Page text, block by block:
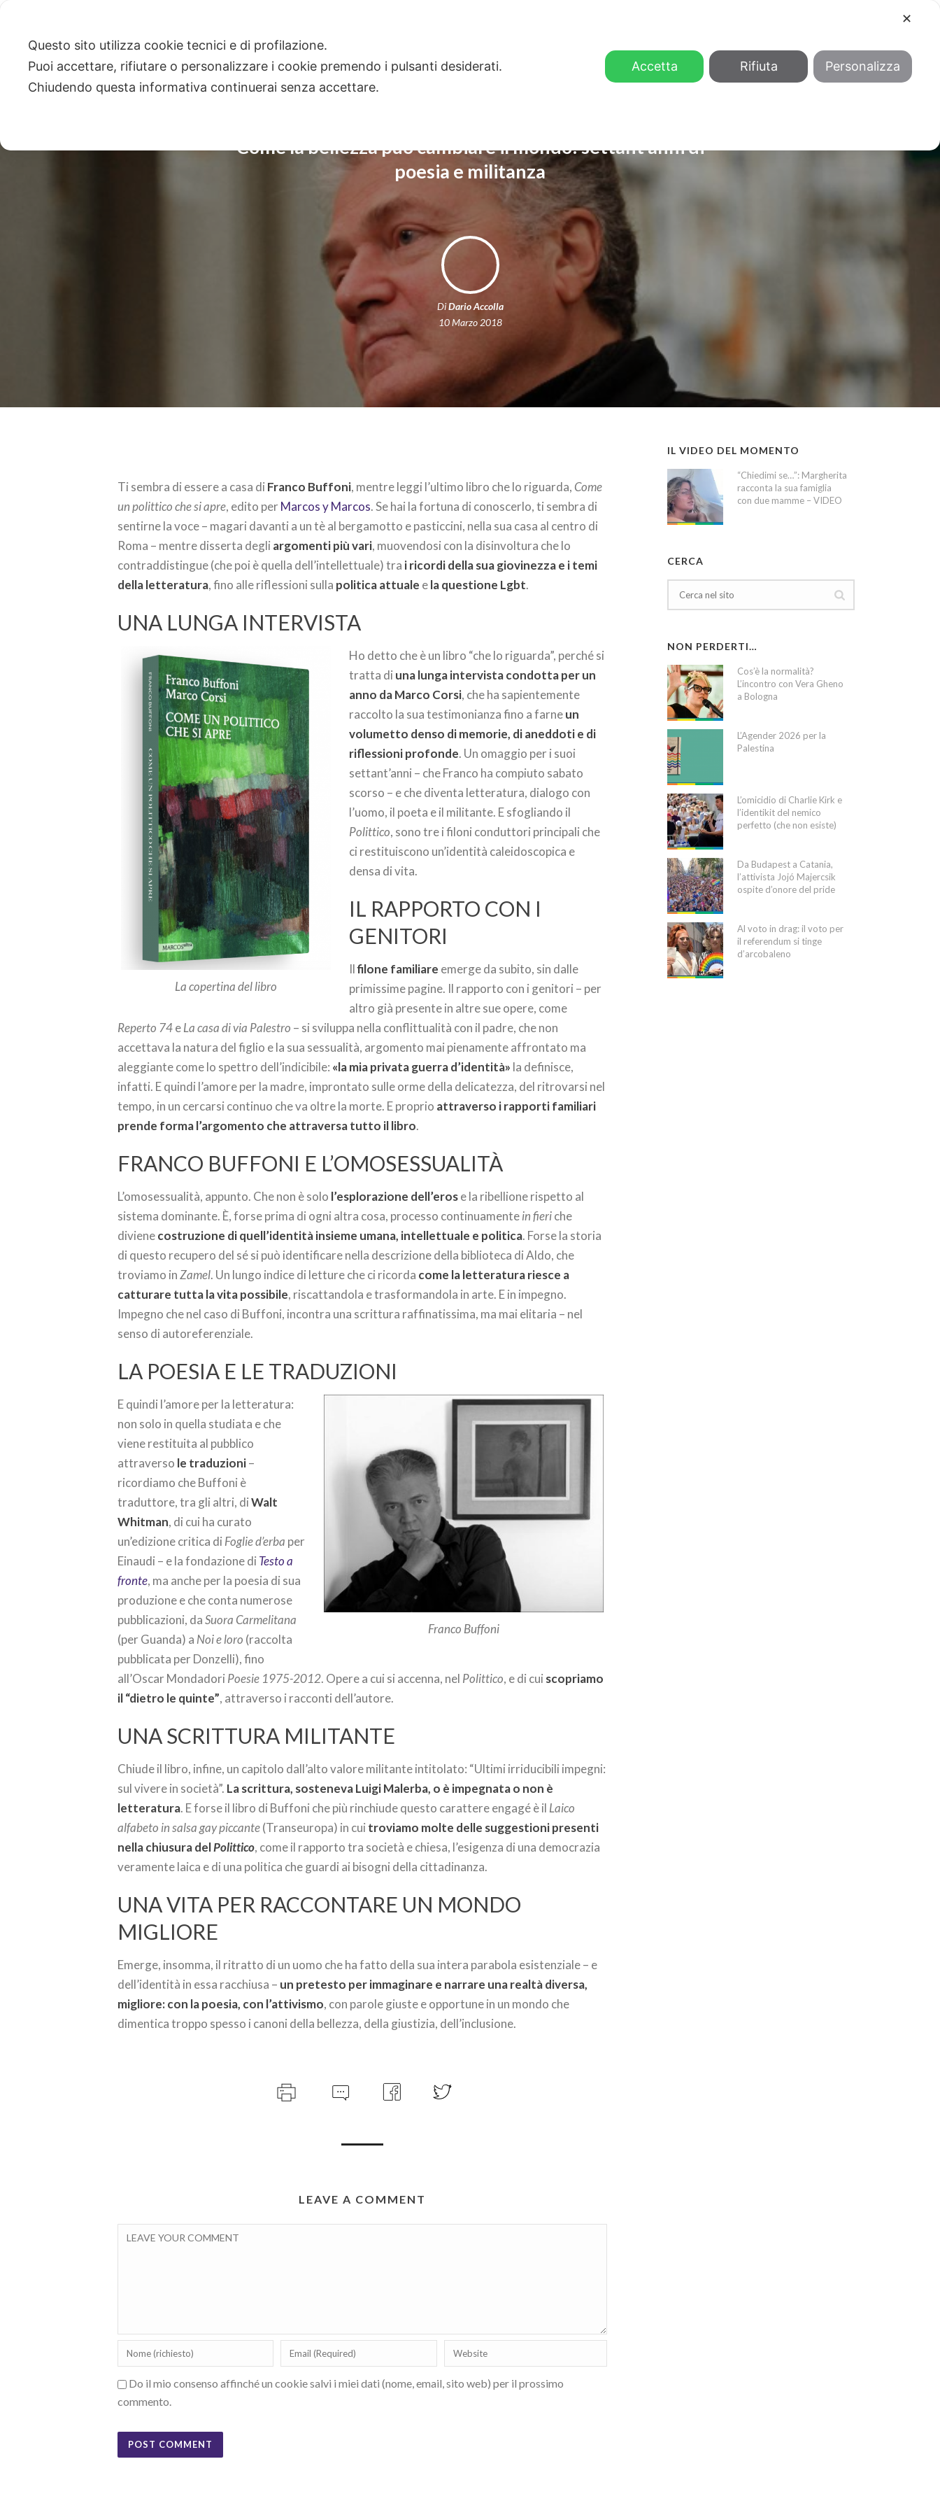
Come la bellezza può cambiare il mondo: settant’anni di
poesia e militanza
DiDario Accolla
10 Marzo 2018
Ti sembra di essere a casa di Franco Buffoni, mentre leggi l’ultimo libro che lo riguarda, Come
un polittico che si apre, edito perMarcos y Marcos. Se hai la fortuna di conoscerlo, ti sembra di
sentirne la voce – magari davanti a un tè al bergamotto e pasticcini, nella sua casa al centro di
Roma – mentre disserta degli argomenti più vari, muovendosi con la disinvoltura che lo
contraddistingue (che poi è quella dell’intellettuale) tra i ricordi della sua giovinezza e i temi
della letteratura, fino alle riflessioni sulla politica attuale ela questione Lgbt.
UNA LUNGA INTERVISTA
La copertina del libro
Ho detto che è un libro “che lo riguarda”, perché si
tratta di una lunga intervista condotta per un
anno da Marco Corsi, che ha sapientemente
raccolto la sua testimonianza fino a farneun
volumetto denso di memorie, di aneddoti e di
riflessioni profonde. Un omaggio per i suoi
settant’anni – che Franco ha compiuto sabato
scorso – e che diventa letteratura, dialogo con
l’uomo, il poeta e il militante. E sfogliando il
Polittico, sono tre i filoni conduttori principali che
ci restituiscono un’identità caleidoscopica e
densa di vita.
IL RAPPORTO CON I
GENITORI
Ilfilone familiare emerge da subito, sin dalle
primissime pagine. Il rapporto con i genitori – per
altro già presente in altre sue opere, come
Reperto 74eLa casa di via Palestro – si sviluppa nella conflittualità con il padre, che non
accettava la natura del figlio e la sua sessualità, argomento mai pienamente affrontato ma
aleggiante come lo spettro dell’indicibile: «la mia privata guerra d’identità» la definisce,
infatti. E quindi l’amore per la madre, improntato sulle orme della delicatezza, del ritrovarsi nel
tempo, in un cercarsi continuo che va oltre la morte. E proprio attraverso i rapporti familiari
prende forma l’argomento che attraversa tutto il libro.
FRANCO BUFFONI E L’OMOSESSUALITÀ
L’omosessualità, appunto. Che non è solo l’esplorazione dell’erose la ribellione rispetto al
sistema dominante. È, forse prima di ogni altra cosa, processo continuamentein fieriche
divienecostruzione di quell’identità insieme umana, intellettuale e politica. Forse la storia
di questo recupero del sé si può identificare nella descrizione della biblioteca di Aldo, che
troviamo inZamel. Un lungo indice di letture che ci ricorda come la letteratura riesce a
catturare tutta la vita possibile, riscattandola e trasformandola in arte. E in impegno.
Impegno che nel caso di Buffoni, incontra una scrittura raffinatissima, ma mai elitaria – nel
senso di autoreferenziale.
LA POESIA E LE TRADUZIONI
Franco Buffoni
E quindi l’amore per la letteratura:
non solo in quella studiata e che
viene restituita al pubblico
attraverso le traduzioni–
ricordiamo che Buffoni è
traduttore, tra gli altri, diWalt
Whitman, di cui ha curato
un’edizione critica di Foglie d’erba per
Einaudi – e la fondazione di Testo a
fronte, ma anche per la poesia di sua
produzione e che conta numerose
pubblicazioni, daSuora Carmelitana
(per Guanda) a Noi e loro (raccolta
pubblicata per Donzelli), fino
all’Oscar Mondadori Poesie 1975-2012. Opere a cui si accenna, nel Polittico, e di cui scopriamo
il “dietro le quinte”, attraverso i racconti dell’autore.
UNA SCRITTURA MILITANTE
Chiude il libro, infine, un capitolo dall’alto valore militante intitolato: “Ultimi irriducibili impegni:
sul vivere in società”. La scrittura, sosteneva Luigi Malerba, o è impegnata o non è
letteratura. E forse il libro di Buffoni che più rinchiude questo carattere engagé è il Laico
alfabeto in salsa gay piccante(Transeuropa) in cui troviamo molte delle suggestioni presenti
nella chiusura delPolittico, come il rapporto tra società e chiesa, l’esigenza di una democrazia
veramente laica e di una politica che guardi ai bisogni della cittadinanza.
UNA VITA PER RACCONTARE UN MONDO
MIGLIORE
Emerge, insomma, il ritratto di un uomo che ha fatto della sua intera parabola esistenziale – e
dell’identità in essa racchiusa – un pretesto per immaginare e narrare una realtà diversa,
migliore: con la poesia, con l’attivismo, con parole giuste e opportune in un mondo che
dimentica troppo spesso i canoni della bellezza, della giustizia, dell’inclusione.
LEAVE A COMMENT
Do il mio consenso affinché un cookie salvi i miei dati (nome, email, sito web) per il prossimo
commento.
IL VIDEO DEL MOMENTO
“Chiedimi se…”: Margherita
racconta la sua famiglia
con due mamme – VIDEO
CERCA
NON PERDERTI…
Cos’è la normalità?
L’incontro con Vera Gheno
a Bologna
L’Agender 2026 per la
Palestina
L’omicidio di Charlie Kirk e
l’identikit del nemico
perfetto (che non esiste)
Da Budapest a Catania,
l’attivista Jojó Majercsik
ospite d’onore del pride
Al voto in drag: il voto per
il referendum si tinge
d’arcobaleno
✕
Questo sito utilizza cookie tecnici e di profilazione.
Puoi accettare, rifiutare o personalizzare i cookie premendo i pulsanti desiderati.
Chiudendo questa informativa continuerai senza accettare.
Accetta Rifiuta Personalizza